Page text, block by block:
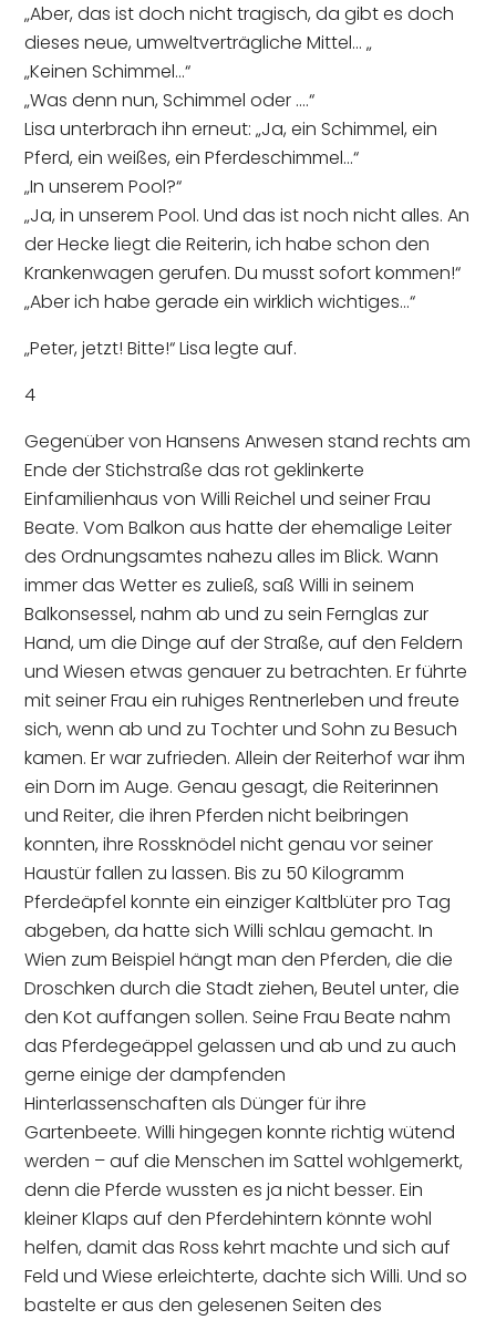
„Aber, das ist doch nicht tragisch, da gibt es doch
dieses neue, umweltverträgliche Mittel… „
„Keinen Schimmel…“
„Was denn nun, Schimmel oder ….“
Lisa unterbrach ihn erneut: „Ja, ein Schimmel, ein
Pferd, ein weißes, ein Pferdeschimmel…“
„In unserem Pool?“
„Ja, in unserem Pool. Und das ist noch nicht alles. An
der Hecke liegt die Reiterin, ich habe schon den
Krankenwagen gerufen. Du musst sofort kommen!“
„Aber ich habe gerade ein wirklich wichtiges…“
„Peter, jetzt! Bitte!“ Lisa legte auf.
4
Gegenüber von Hansens Anwesen stand rechts am
Ende der Stichstraße das rot geklinkerte
Einfamilienhaus von Willi Reichel und seiner Frau
Beate. Vom Balkon aus hatte der ehemalige Leiter
des Ordnungsamtes nahezu alles im Blick. Wann
immer das Wetter es zuließ, saß Willi in seinem
Balkonsessel, nahm ab und zu sein Fernglas zur
Hand, um die Dinge auf der Straße, auf den Feldern
und Wiesen etwas genauer zu betrachten. Er führte
mit seiner Frau ein ruhiges Rentnerleben und freute
sich, wenn ab und zu Tochter und Sohn zu Besuch
kamen. Er war zufrieden. Allein der Reiterhof war ihm
ein Dorn im Auge. Genau gesagt, die Reiterinnen
und Reiter, die ihren Pferden nicht beibringen
konnten, ihre Rossknödel nicht genau vor seiner
Haustür fallen zu lassen. Bis zu 50 Kilogramm
Pferdeäpfel konnte ein einziger Kaltblüter pro Tag
abgeben, da hatte sich Willi schlau gemacht. In
Wien zum Beispiel hängt man den Pferden, die die
Droschken durch die Stadt ziehen, Beutel unter, die
den Kot auffangen sollen. Seine Frau Beate nahm
das Pferdegeäppel gelassen und ab und zu auch
gerne einige der dampfenden
Hinterlassenschaften als Dünger für ihre
Gartenbeete. Willi hingegen konnte richtig wütend
werden – auf die Menschen im Sattel wohlgemerkt,
denn die Pferde wussten es ja nicht besser. Ein
kleiner Klaps auf den Pferdehintern könnte wohl
helfen, damit das Ross kehrt machte und sich auf
Feld und Wiese erleichterte, dachte sich Willi. Und so
bastelte er aus den gelesenen Seiten des